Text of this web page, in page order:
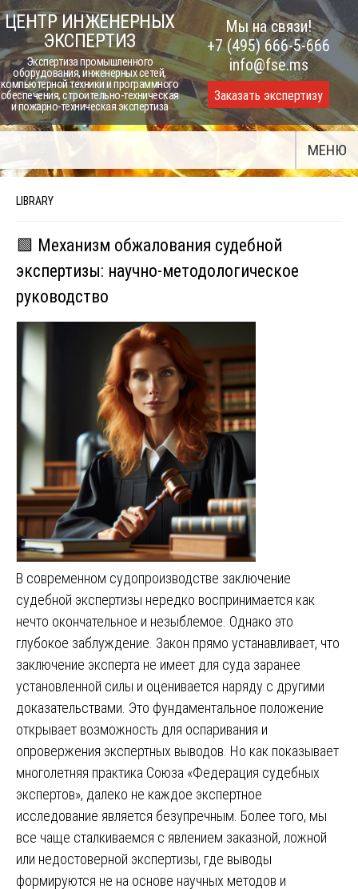
Skip
to
content
ЦЕНТР ИНЖЕНЕРНЫХ
ЭКСПЕРТИЗ
Экспертиза промышленного
оборудования, инженерных сетей,
компьютерной техники и программного
обеспечения, строительно-техническая
и пожарно-техническая экспертиза
Мы на связи!
+7 (495) 666-5-666
info@fse.ms
Заказать экспертизу
МЕНЮ
LIBRARY
🟩 Механизм обжалования судебной
экспертизы: научно-методологическое
руководство
В современном судопроизводстве заключение
судебной экспертизы нередко воспринимается как
нечто окончательное и незыблемое. Однако это
глубокое заблуждение. Закон прямо устанавливает, что
заключение эксперта не имеет для суда заранее
установленной силы и оценивается наряду с другими
доказательствами. Это фундаментальное положение
открывает возможность для оспаривания и
опровержения экспертных выводов. Но как показывает
многолетняя практика Союза «Федерация судебных
экспертов», далеко не каждое экспертное
исследование является безупречным. Более того, мы
все чаще сталкиваемся с явлением заказной, ложной
или недостоверной экспертизы, где выводы
формируются не на основе научных методов и